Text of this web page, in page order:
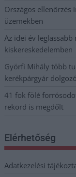
Országos
üzemekben
Az idei év
kiskereskedelemben
Györfi Mihály több
kerékpárgyár
41 fok fölé
rekord is megdőlt
Elérhetőség
Adatkezelési